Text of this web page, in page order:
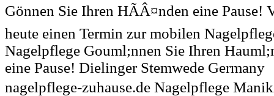
Gönnen Sie Ihren HÃÂ¤nden eine Pause!
heute einen Termin zur mobilen
Nagelpflege Gouml;nnen Sie Ihren
eine Pause! Dielinger Stemwede Germany
nagelpflege-zuhause.de Nagelpflege